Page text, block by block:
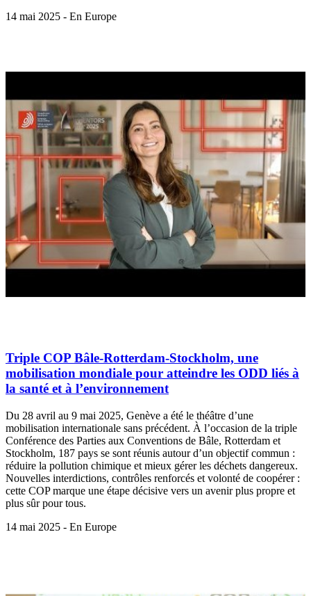
14 mai 2025 - En Europe
Triple COP Bâle-Rotterdam-Stockholm, une
mobilisation mondiale pour atteindre les ODD liés à
la santé et à l’environnement
Du 28 avril au 9 mai 2025, Genève a été le théâtre d’une
mobilisation internationale sans précédent. À l’occasion de la triple
Conférence des Parties aux Conventions de Bâle, Rotterdam et
Stockholm, 187 pays se sont réunis autour d’un objectif commun :
réduire la pollution chimique et mieux gérer les déchets dangereux.
Nouvelles interdictions, contrôles renforcés et volonté de coopérer :
cette COP marque une étape décisive vers un avenir plus propre et
plus sûr pour tous.
14 mai 2025 - En Europe